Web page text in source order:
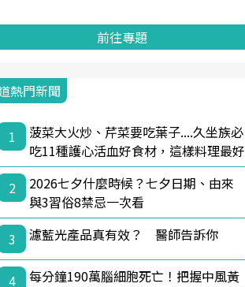
熱門新聞
1
菠菜大火炒、芹菜要吃葉子....久坐族必
吃11種護心活血好食材，這樣料理最好
2
2026七夕什麼時候？七夕日期、由來
與3習俗8禁忌一次看
3
濾藍光產品真有效？ 醫師告訴你
4
每分鐘190萬腦細胞死亡！把握中風黃